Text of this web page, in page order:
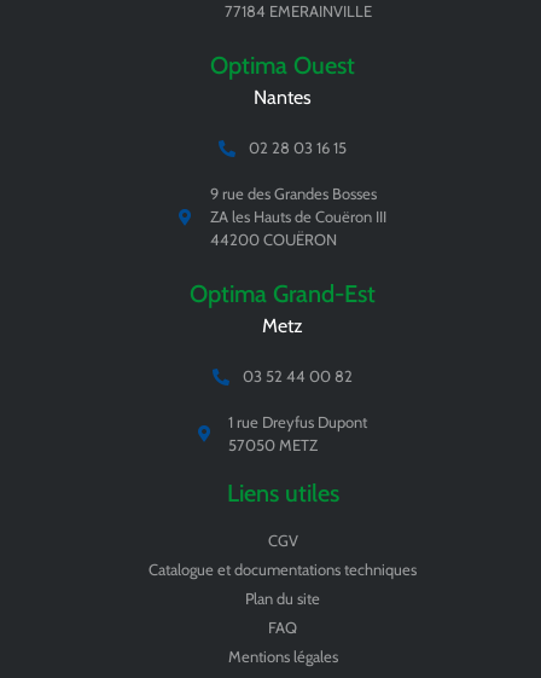
77184 EMERAINVILLE
Optima Ouest
Nantes
02 28 03 16 15
9 rue des Grandes Bosses
ZA les Hauts de Couëron III
44200 COUËRON
Optima Grand-Est
Metz
03 52 44 00 82
1 rue Dreyfus Dupont
57050 METZ
Liens utiles
CGV
Catalogue et documentations techniques
Plan du site
FAQ
Mentions légales